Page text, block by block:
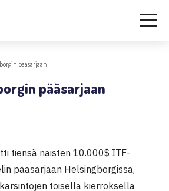
pääsarjaan
pääsarjaan
tiensä naisten 10.000$ ITF-
pääsarjaan Helsingborgissa,
toisella kierroksella